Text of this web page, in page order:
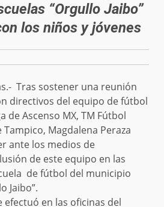
“Orgullo Jaibo”
los niños y jóvenes
Tras sostener una reunión
directivos del equipo de fútbol
de Ascenso MX, TM Fútbol
Tampico, Magdalena Peraza
ante los medios de
de este equipo en las
de fútbol del municipio
Jaibo”.
efectuó en las oficinas del